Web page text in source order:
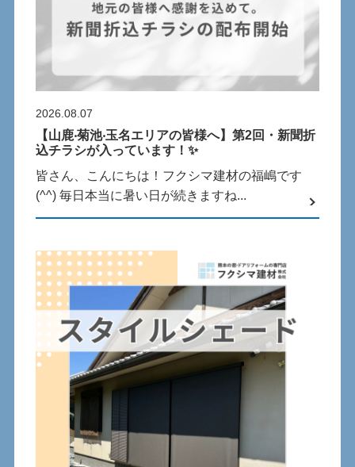
2026.08.07
【⼭⿅‧菊池‧⽟名エリアの皆様へ】第2回・新聞折
込チラシが⼊っています！✨
皆さん、こんにちは！フクシマ建材の福嶋です
(^^) 毎⽇本当に暑い⽇が続きますね...